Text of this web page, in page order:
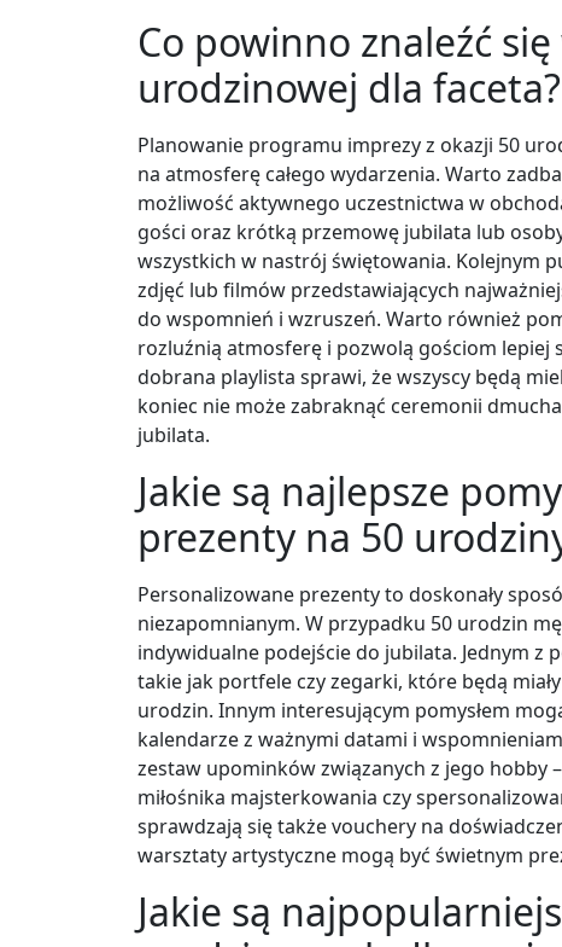
Co powinno znaleźć
urodzinowej dla faceta?
Planowanie programu imprezy z okazji 50
na atmosferę całego wydarzenia. Warto
możliwość aktywnego uczestnictwa w
gości oraz krótką przemowę jubilata lub
wszystkich w nastrój świętowania. Kolejnym
zdjęć lub filmów przedstawiających
do wspomnień i wzruszeń. Warto również
rozluźnią atmosferę i pozwolą gościom lepiej
dobrana playlista sprawi, że wszyscy będą
koniec nie może zabraknąć ceremonii
jubilata.
Jakie są najlepsze
prezenty na 50
Personalizowane prezenty to doskonały
niezapomnianym. W przypadku 50 urodzin
indywidualne podejście do jubilata. Jednym
takie jak portfele czy zegarki, które będą
urodzin. Innym interesującym pomysłem
kalendarze z ważnymi datami i
zestaw upominków związanych z jego hobby
miłośnika majsterkowania czy
sprawdzają się także vouchery na
warsztaty artystyczne mogą być świetnym
Jakie są